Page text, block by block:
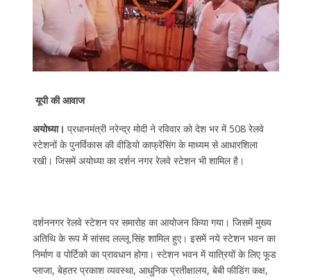
यूपी की आवाज
अयोध्या। प्रधानमंत्री नरेन्द्र मोदी ने रविवार को देश भर में 508 रेलवे
स्टेशनों के पुनर्विकास की वीडियो काफ्रेंसिंग के माध्यम से आधारशिला
रखी। जिसमें अयोध्या का दर्शन नगर रेलवे स्टेशन भी शामिल है।
दर्शननगर रेलवे स्टेशन पर समारोह का आयोजन किया गया। जिसमें मुख्य
अतिथि के रूप में सांसद लल्लू सिंह शामिल हुए। इसमें नये स्टेशन भवन का
निर्माण व पोर्टिको का प्रावधान होगा। स्टेशन भवन में यात्रियों के लिए फूड
प्लाजा, बेहतर प्रकाश व्यवस्था, आधुनिक प्रतीक्षालय, बेबी फीडिंग कक्ष,